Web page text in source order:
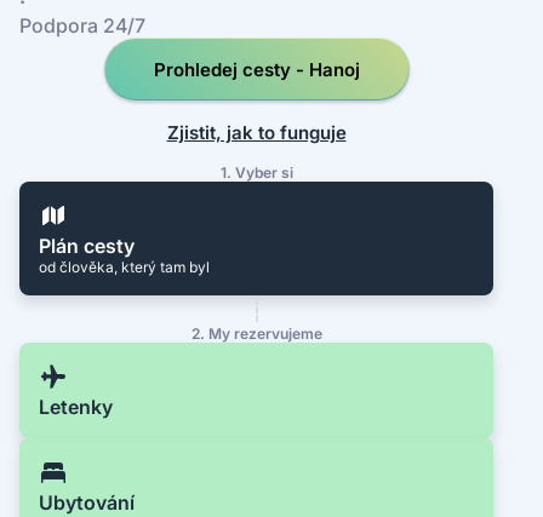
Podpora 24/7
Prohledej cesty - Hanoj
Zjistit, jak to funguje
1. Vyber si
Plán cesty
od člověka, který tam byl
2. My rezervujeme
Letenky
Ubytování